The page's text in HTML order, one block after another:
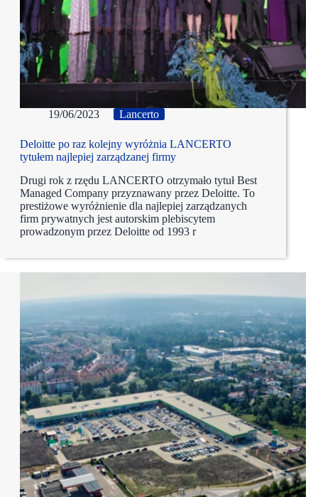
19/06/2023 Lancerto
Deloitte po raz kolejny wyróżnia LANCERTO
tytułem najlepiej zarządzanej firmy
Drugi rok z rzędu LANCERTO otrzymało tytuł Best
Managed Company przyznawany przez Deloitte. To
prestiżowe wyróżnienie dla najlepiej zarządzanych
firm prywatnych jest autorskim plebiscytem
prowadzonym przez Deloitte od 1993 r